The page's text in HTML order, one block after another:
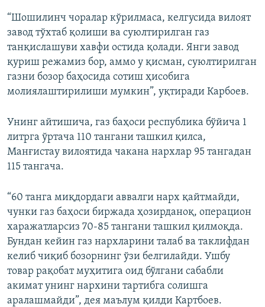
“Шошилинч чоралар кўрилмаса, келгусида вилоят
завод тўхтаб қолиши ва суюлтирилган газ
танқислашуви хавфи остида қолади. Янги завод
қуриш режамиз бор, аммо у қисман, суюлтирилган
газни бозор баҳосида сотиш ҳисобига
молиялаштирилиши мумкин”, уқтиради Карбоев.
Унинг айтишича, газ баҳоси республика бўйича 1
литрга ўртача 110 тангани ташкил қилса,
Манғистау вилоятида чакана нархлар 95 тангадан
115 тангача.
“60 танга миқдордаги аввалги нарх қайтмайди,
чунки газ баҳоси биржада ҳозирданоқ, операцион
харажатларсиз 70-85 тангани ташкил қилмоқда.
Бундан кейин газ нархларини талаб ва таклифдан
келиб чиқиб бозорнинг ўзи белгилайди. Ушбу
товар рақобат муҳитига оид бўлгани сабабли
акимат унинг нархини тартибга солишга
аралашмайди”, дея маълум қилди Картбоев.